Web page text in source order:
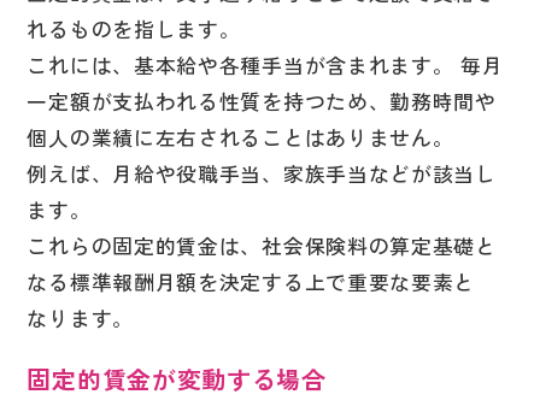
れるものを指します。
これには、基本給や各種手当が含まれます。 毎月
一定額が支払われる性質を持つため、勤務時間や
個人の業績に左右されることはありません。
例えば、月給や役職手当、家族手当などが該当し
ます。
これらの固定的賃金は、社会保険料の算定基礎と
なる標準報酬月額を決定する上で重要な要素と
なります。
固定的賃金が変動する場合